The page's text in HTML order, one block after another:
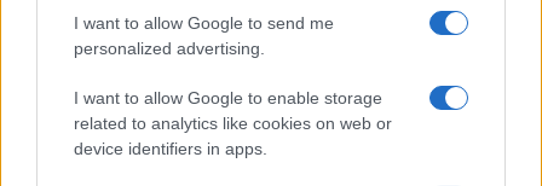
I want to allow Google to send me
personalized advertising.
I want to allow Google to enable storage
related to analytics like cookies on web or
device identifiers in apps.